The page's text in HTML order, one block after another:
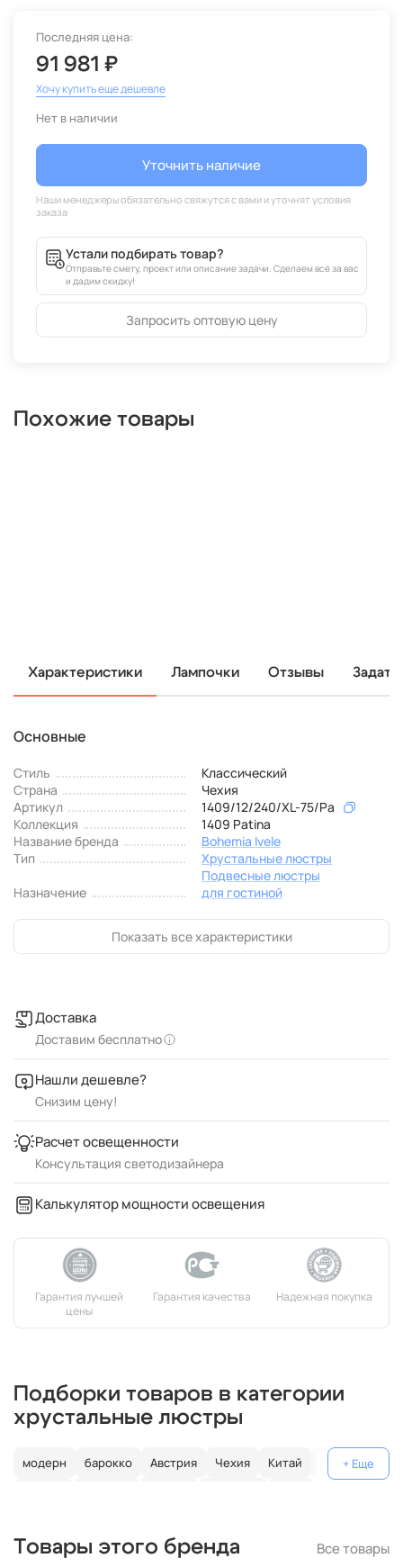
Последняя цена:
91 981 ₽
Хочу купить еще дешевле
Нет в наличии
Уточнить наличие
Устали подбирать товар?
Отправьте смету, проект или описание задачи. Сделаем всё за вас
и дадим скидку!
Запросить оптовую цену
Похожие товары
Характеристики Лампочки Отзывы
Основные
Стиль
Классический
Страна
Чехия
Артикул
1409/12/240/XL-75/Pa
Коллекция
1409 Patina
Название бренда
Bohemia Ivele
Тип
Хрустальные люстры
Подвесные люстры
Назначение
для гостиной
Показать все характеристики
Доставка
Доставим бесплатно
Нашли дешевле?
Снизим цену!
Расчет освещенности
Консультация светодизайнера
Калькулятор мощности освещения
Подборки товаров в категории
хрустальные люстры
модерн барокко Австрия Чехия Китай
Германия
круглые
классические светодиодные
кольцо
Товары этого бренда Все товары